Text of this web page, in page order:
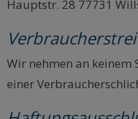
Hauptstr. 28 77731
Wir nehmen an
einer